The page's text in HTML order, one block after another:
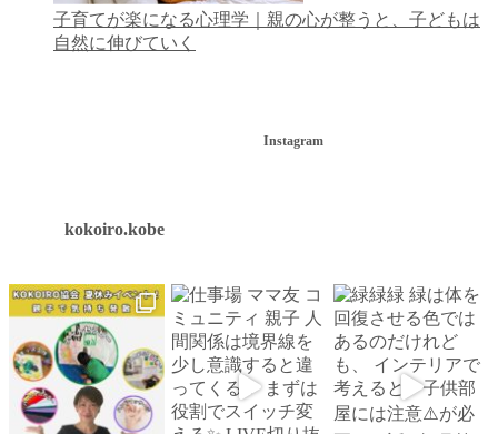
子育てが楽になる心理学｜親の心が整うと、子どもは
自然に伸びていく
Instagram
kokoiro.kobe